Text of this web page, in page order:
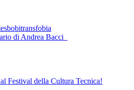
di Andrea Bacci
Festival della Cultura Tecnica!